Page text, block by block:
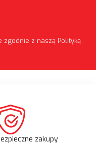
zgodnie z naszą Polityką
zakupy